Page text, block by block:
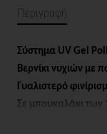
Περιγραφή
Σύστημα UV Gel
Βερνίκι νυχιών με
Γυαλιστερό
Σε μπουκαλάκι των